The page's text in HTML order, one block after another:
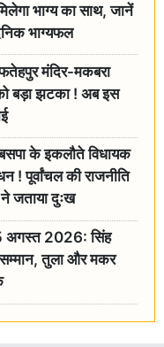
भाग्य का साथ, जानें
भाग्यफल
मंदिर-मकबरा
बड़ा झटका ! अब इस
के इकलौते विधायक
! पूर्वांचल की राजनीति
जताया दुःख
अगस्त 2026: सिंह
सम्मान, तुला और मकर